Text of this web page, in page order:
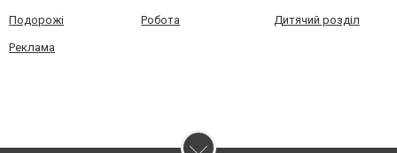
Подорожі Робота Дитячий розділ
Реклама